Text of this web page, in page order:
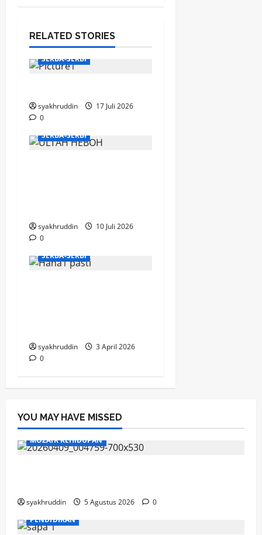
RELATED STORIES
SERBA-SERBI
syakhruddin
17 Juli 2026
0
SERBA-SERBI
syakhruddin
10 Juli 2026
0
SERBA-SERBI
syakhruddin
3 April 2026
0
YOU MAY HAVE MISSED
MOZAIK KEHIDUPAN
syakhruddin 5 Agustus 2026
0
PENDIDIKAN